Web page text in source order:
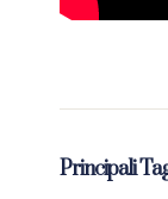
Principali